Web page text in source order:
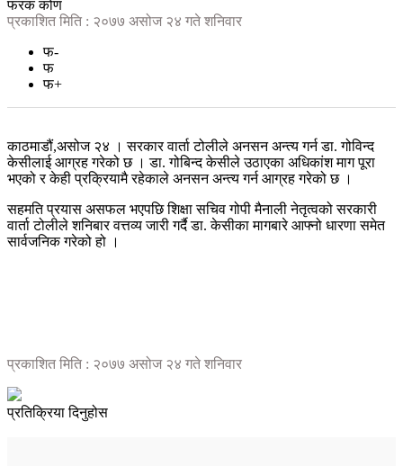
फरक कोण
प्रकाशित मिति : २०७७ असोज २४ गते शनिवार
फ-
फ
फ+
काठमाडौं,असोज २४ । सरकार वार्ता टोलीले अनसन अन्त्य गर्न डा. गोविन्द
केसीलाई आग्रह गरेको छ । डा. गोबिन्द केसीले उठाएका अधिकांश माग पूरा
भएको र केही प्रक्रियामै रहेकाले अनसन अन्त्य गर्न आग्रह गरेको छ ।
सहमति प्रयास असफल भएपछि शिक्षा सचिव गोपी मैनाली नेतृत्वको सरकारी
वार्ता टोलीले शनिबार वत्तव्य जारी गर्दै डा. केसीका मागबारे आफ्नो धारणा समेत
सार्वजनिक गरेको हो ।
प्रकाशित मिति : २०७७ असोज २४ गते शनिवार
प्रतिक्रिया दिनुहोस